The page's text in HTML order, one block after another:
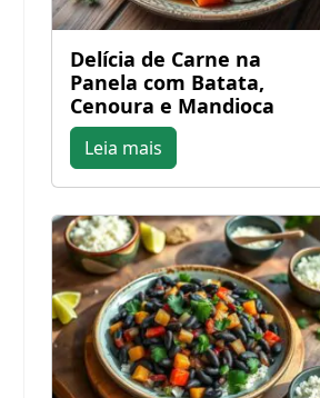
Delícia de Carne na
Panela com Batata,
Cenoura e Mandioca
Leia mais